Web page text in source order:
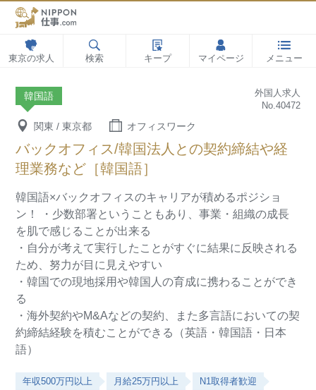
東京の求人 検索 キープ マイページ メニュー
韓国語
外国人求人
No.40472
関東 / 東京都 オフィスワーク
バックオフィス/韓国法人との契約締結や経
理業務など［韓国語］
韓国語×バックオフィスのキャリアが積めるポジショ
ン！
・少数部署ということもあり、事業・組織の成長
を肌で感じることが出来る
・自分が考えて実行したことがすぐに結果に反映される
ため、努力が目に見えやすい
・韓国での現地採用や韓国人の育成に携わることができ
る
・海外契約やM&Aなどの契約、また多言語においての契
約締結経験を積むことができる（英語・韓国語・日本
語）
年収500万円以上 月給25万円以上 N1取得者歓迎